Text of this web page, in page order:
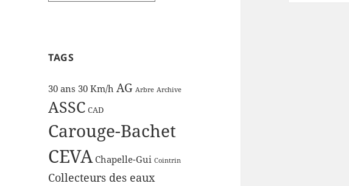
TAGS
30 ans 30 Km/h AG Arbre Archive
ASSC CAD
Carouge-Bachet
CEVA Chapelle-Gui Cointrin
Collecteurs des eaux